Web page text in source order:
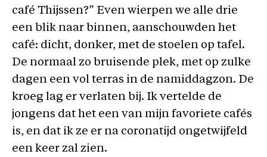
café Thijssen?” Even wierpen we alle drie
een blik naar binnen, aanschouwden het
café: dicht, donker, met de stoelen op tafel.
De normaal zo bruisende plek, met op zulke
dagen een vol terras in de namiddagzon. De
kroeg lag er verlaten bij. Ik vertelde de
jongens dat het een van mijn favoriete cafés
is, en dat ik ze er na coronatijd ongetwijfeld
een keer zal zien.